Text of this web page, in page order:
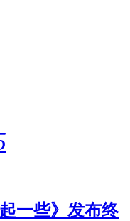
一些》发布终